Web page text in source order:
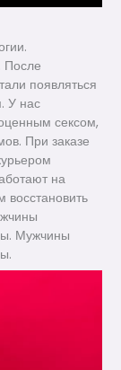
появляться
У нас
сексом,
При заказе
на
восстановить
Мужчины